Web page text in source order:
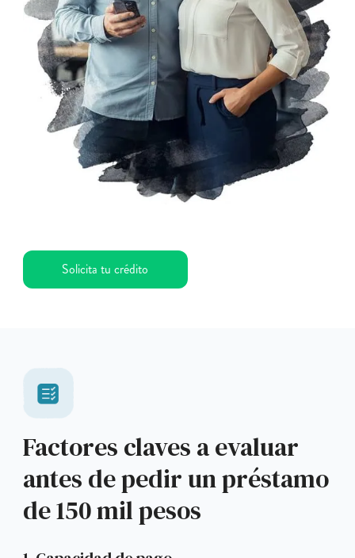
Solicita tu crédito
Factores claves a evaluar
antes de pedir un préstamo
de 150 mil pesos